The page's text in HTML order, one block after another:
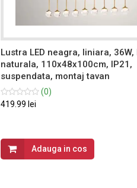
Lustra LED neagra, liniara, 36W,
naturala, 110x48x100cm, IP21,
suspendata, montaj tavan
(0)
419.99 lei
Adauga in cos